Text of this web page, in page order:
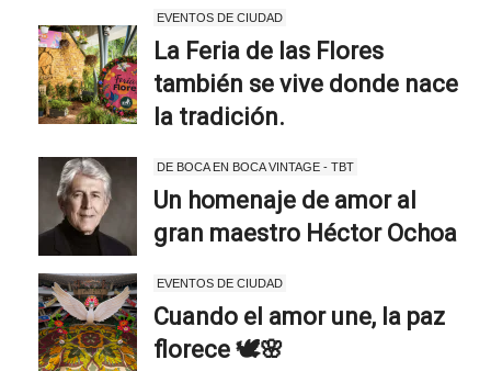
EVENTOS DE CIUDAD
La Feria de las Flores
también se vive donde nace
la tradición.
DE BOCA EN BOCA VINTAGE - TBT
Un homenaje de amor al
gran maestro Héctor Ochoa
EVENTOS DE CIUDAD
Cuando el amor une, la paz
florece 🕊️🌸